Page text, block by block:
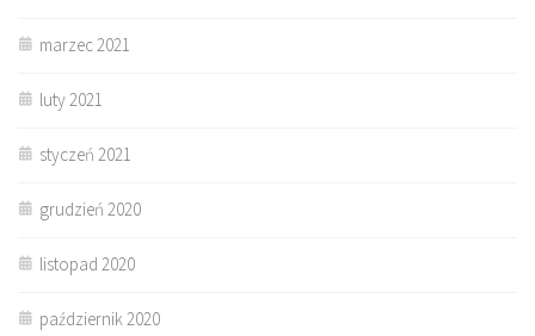
marzec 2021
luty 2021
styczeń 2021
grudzień 2020
listopad 2020
październik 2020